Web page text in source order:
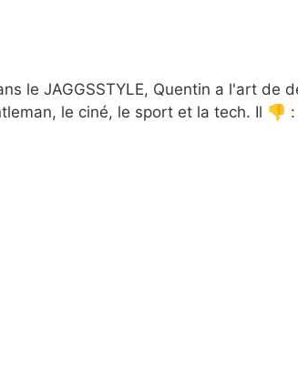
le JAGGSSTYLE, Quentin a l'art
le ciné, le sport et la tech. Il 👎